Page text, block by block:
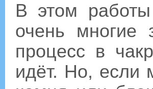
В этом
очень многие
процесс в
идёт. Но, если